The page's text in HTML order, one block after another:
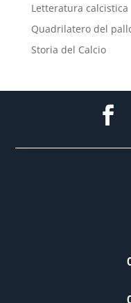
Letteratura calcistica
Quadrilatero del
Storia del Calcio